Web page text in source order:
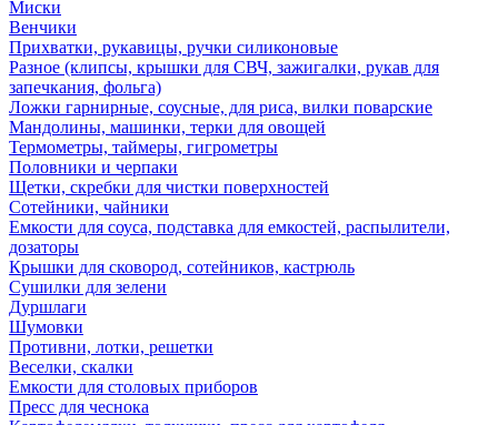
Миски
Венчики
Прихватки, рукавицы, ручки силиконовые
Разное (клипсы, крышки для СВЧ, зажигалки, рукав для
запечкания, фольга)
Ложки гарнирные, соусные, для риса, вилки поварские
Мандолины, машинки, терки для овощей
Термометры, таймеры, гигрометры
Половники и черпаки
Щетки, скребки для чистки поверхностей
Сотейники, чайники
Емкости для соуса, подставка для емкостей, распылители,
дозаторы
Крышки для сковород, сотейников, кастрюль
Сушилки для зелени
Дуршлаги
Шумовки
Противни, лотки, решетки
Веселки, скалки
Емкости для столовых приборов
Пресс для чеснока